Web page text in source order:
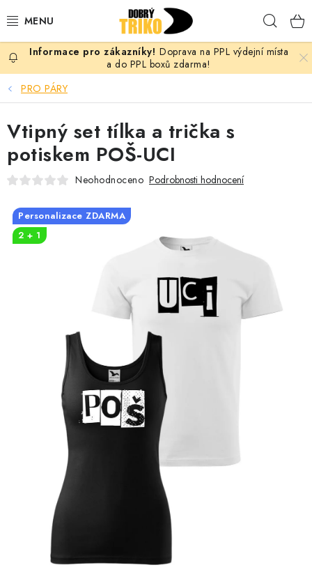
na
PRO ŽENY
PRO MUŽE
PRO DĚTI
PRO PÁRY
VLASTNÍ MOTIV
OKAMŽITĚ K ODBĚRU
MÁM SRDCE POMÁHÁM
PROVIZNÍ SYSTÉM
Doprava a platba
Obchodní podmínky
Doprava na PPL výdejní místa
a do PPL boxů zdarma!
PRO PÁRY
Vtipný set tílka a trička s
potiskem POŠ-UCI
Neohodnoceno Podrobnosti hodnocení
Personalizace ZDARMA
2 + 1